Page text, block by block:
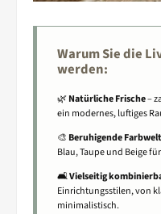
Warum Sie die
werden:
🌿Natürliche Frische–
ein modernes, luftiges
🎨 Beruhigende Farbwelt
Blau, Taupe und Beige
🛋️Vielseitig
Einrichtungsstilen, von
minimalistisch.